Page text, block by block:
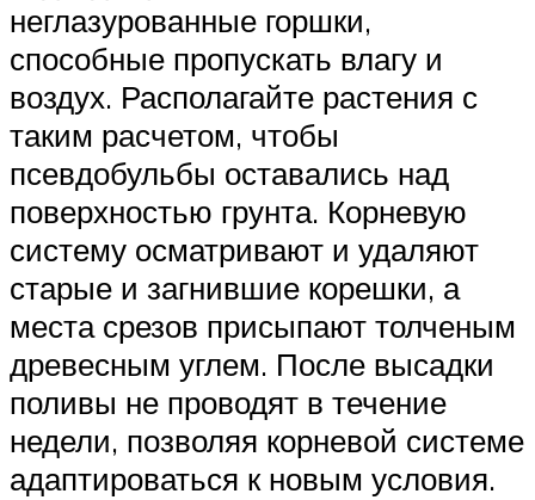
неглазурованные горшки,
способные пропускать влагу и
воздух. Располагайте растения с
таким расчетом, чтобы
псевдобульбы оставались над
поверхностью грунта. Корневую
систему осматривают и удаляют
старые и загнившие корешки, а
места срезов присыпают толченым
древесным углем. После высадки
поливы не проводят в течение
недели, позволяя корневой системе
адаптироваться к новым условия.